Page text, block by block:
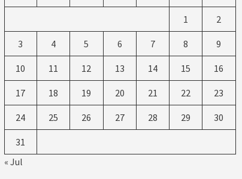
1 2
3 4 5 6 7 8 9
10 11 12 13 14 15 16
17 18 19 20 21 22 23
24 25 26 27 28 29 30
31
« Jul